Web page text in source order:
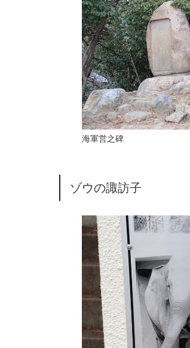
海軍営之碑
ゾウの諏訪子